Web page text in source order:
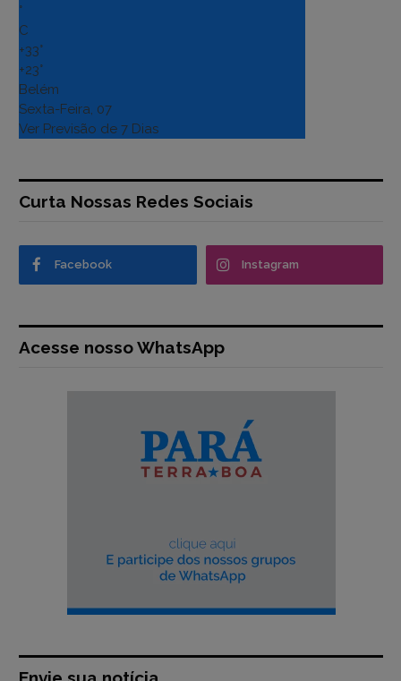
°
C
+33°
+23°
Belém
Sexta-Feira, 07
Ver Previsão de 7 Dias
Curta Nossas Redes Sociais
Facebook Instagram
Acesse nosso WhatsApp